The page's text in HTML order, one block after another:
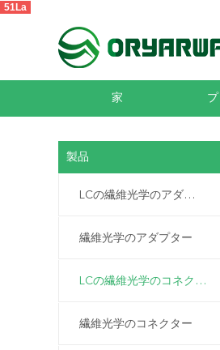
51La
家
製品
LCの繊維光学のアダプター
繊維光学のアダプター
LCの繊維光学のコネクター
繊維光学のコネクター